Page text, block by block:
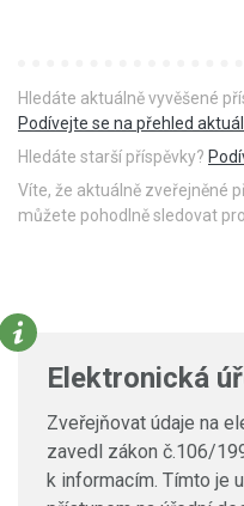
Hledáte aktuálně vyvěšené
Podívejte se na přehled
Hledáte starší příspěvky?
Víte, že aktuálně zveřejněné
můžete pohodlně sledovat
Elektronická
Zveřejňovat údaje na
zavedl zákon č.106/
k informacím. Tímto je